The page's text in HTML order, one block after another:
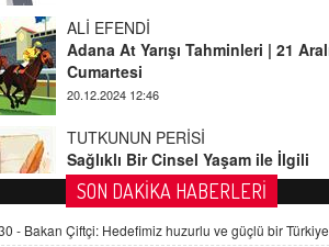
20.12.2024 12:46
TUTKUNUN PERİSİ
Sağlıklı Bir Cinsel Yaşam ile İlgili
08.11.2024 13:16
FARUK ÖNALAN
Tezkere Onaylanmasaydı…
2 Kasım 2021 Salı 00:11
SON DAKİKA HABERLERİ
- Bakan Çiftçi: Hedefimiz huzurlu ve güçlü bir Türkiye